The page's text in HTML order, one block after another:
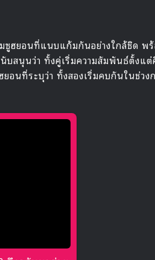
ซูฮยอนที่แนบแก้มกันอย่างใกล้ชิด พ
บสนุนว่า ทั้งคู่เริ่มความสัมพันธ์ตั้งแ
อนที่ระบุว่า ทั้งสองเริ่มคบกันในช่วง